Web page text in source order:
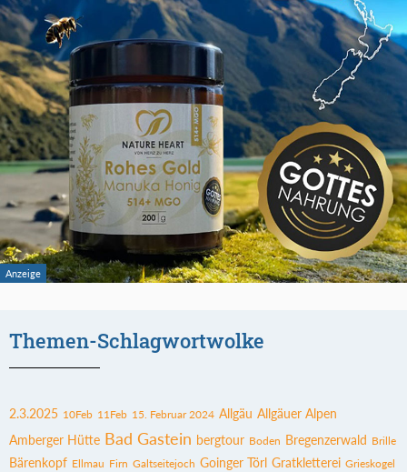
Themen-Schlagwortwolke
2.3.2025 10Feb 11Feb 15. Februar 2024 Allgäu Allgäuer Alpen
Amberger Hütte Bad Gastein bergtour Boden Bregenzerwald Brille
Bärenkopf Ellmau Firn Galtseitejoch Goinger Törl Gratkletterei Grieskogel